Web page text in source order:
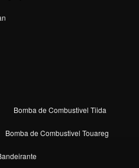
Bomba de Combustivel Tiida
Bomba de Combustivel Touareg